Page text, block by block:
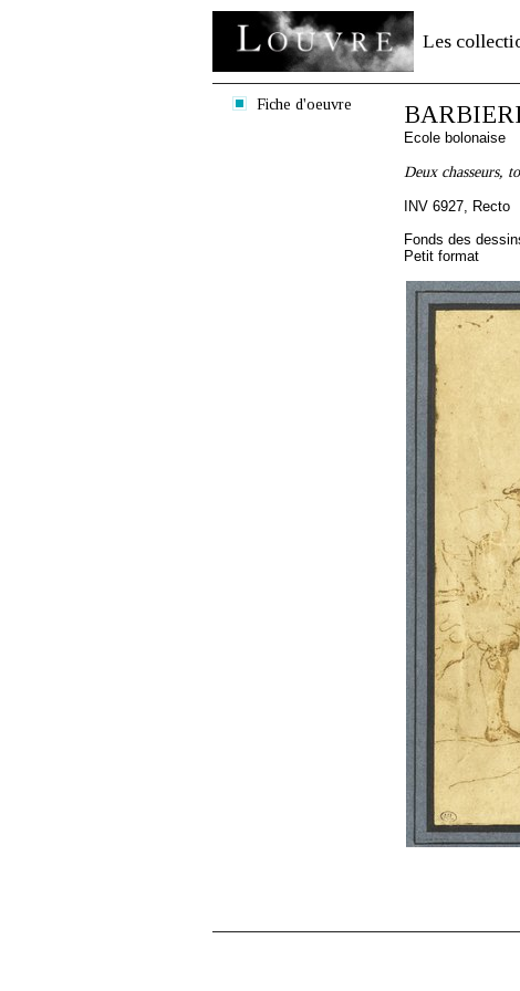
Les
Fiche d'oeuvre
Ecole bolonaise
Deux chasseurs,
INV 6927, Recto
Fonds des
Petit format